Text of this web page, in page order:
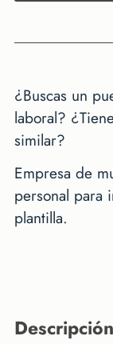
¿Buscas un
laboral?
similar?
Empresa de
personal para
plantilla.
descripción